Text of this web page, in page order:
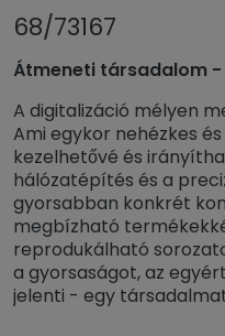
TIGER Trend színek és
Quantum Silver
68/73167
Átmeneti társadalom
A digitalizáció mélyen
Ami egykor nehézkes
kezelhetővé és
hálózatépítés és a
gyorsabban konkrét
megbízható
reprodukálható
a gyorsaságot, az
jelenti - egy